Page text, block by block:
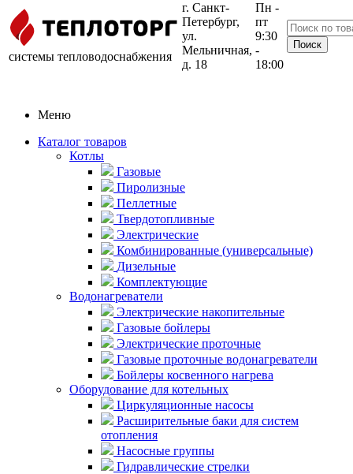
системы тепловодоснабжения
г. Санкт-
Петербург,
ул.
Мельничная,
д. 18
Пн -
пт
9:30
-
18:00
Меню
Каталог товаров
Котлы
Газовые
Пиролизные
Пеллетные
Твердотопливные
Электрические
Комбинированные (универсальные)
Дизельные
Комплектующие
Водонагреватели
Электрические накопительные
Газовые бойлеры
Электрические проточные
Газовые проточные водонагреватели
Бойлеры косвенного нагрева
Оборудование для котельных
Циркуляционные насосы
Расширительные баки для систем
отопления
Насосные группы
Гидравлические стрелки